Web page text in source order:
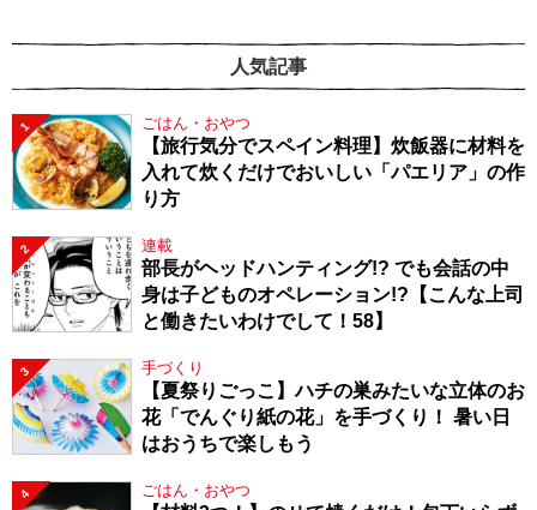
人気記事
1 ごはん・おやつ
【旅行気分でスペイン料理】炊飯器に材料を
入れて炊くだけでおいしい「パエリア」の作
り方
2 連載
部長がヘッドハンティング!? でも会話の中
身は子どものオペレーション!?【こんな上司
と働きたいわけでして！58】
3 手づくり
【夏祭りごっこ】ハチの巣みたいな立体のお
花「でんぐり紙の花」を手づくり！ 暑い日
はおうちで楽しもう
4 ごはん・おやつ